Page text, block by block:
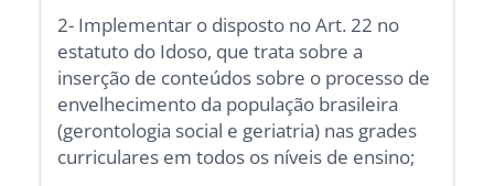
2- Implementar o disposto no Art. 22 no
estatuto do Idoso, que trata sobre a
inserção de conteúdos sobre o processo de
envelhecimento da população brasileira
(gerontologia social e geriatria) nas grades
curriculares em todos os níveis de ensino;